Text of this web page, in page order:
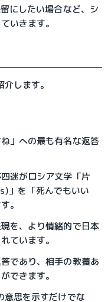
にしたい場合など、シ
いきます。
します。
」への最も有名な返答
迷がロシア文学「片
」を「死んでもいい
。
を、より情緒的で日本
ています。
であり、相手の教養あ
できます。
意思を示すだけでな